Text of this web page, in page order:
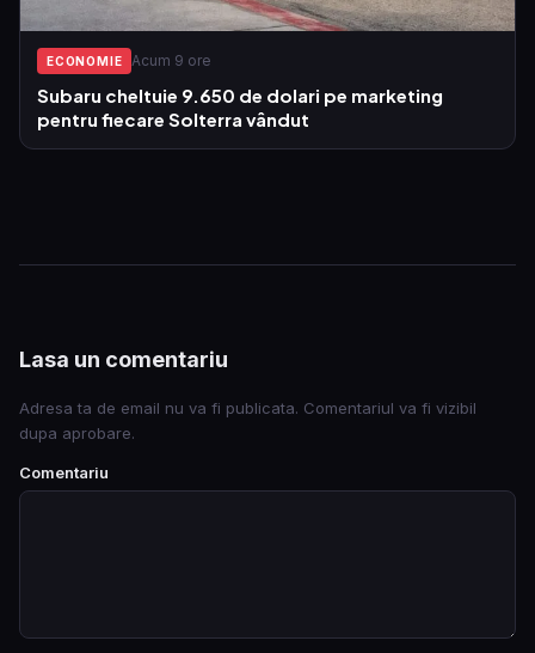
ECONOMIE Acum 9 ore
Subaru cheltuie 9.650 de dolari pe marketing
pentru fiecare Solterra vândut
Lasa un comentariu
Adresa ta de email nu va fi publicata. Comentariul va fi vizibil
dupa aprobare.
Comentariu